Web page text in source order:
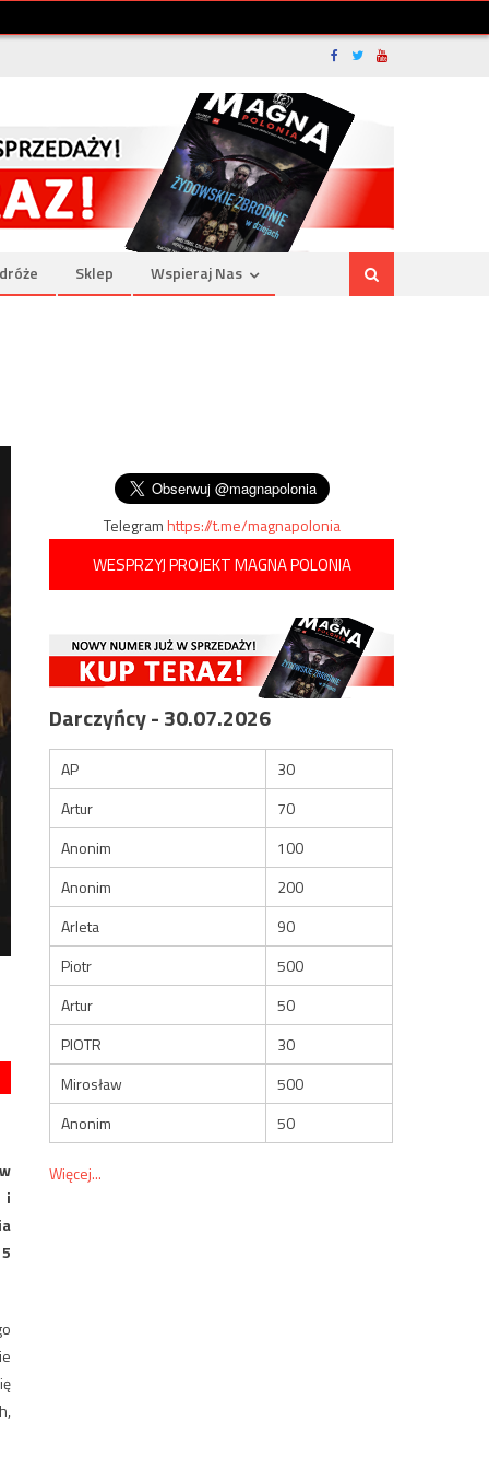
Sklep Wspieraj Nas
i
Telegramhttps://t.me/magnapolonia
WESPRZYJ PROJEKT MAGNA POLONIA
Darczyńcy - 30.07.2026
AP
30
Artur
70
Anonim
100
Anonim
200
Arleta
90
Piotr
500
Artur
50
PIOTR
30
Mirosław
500
Anonim
50
Więcej...